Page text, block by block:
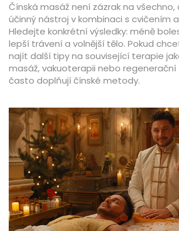
Čínská masáž není zázrak na všechno,
účinný nástroj v kombinaci s cvičením
Hledejte konkrétní výsledky: méně
lepší trávení a volnější tělo. Pokud
najít další tipy na související terapie
masáž, vakuoterapii nebo regenerační
často doplňují čínské metody.